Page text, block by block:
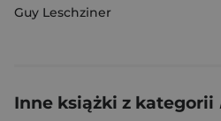
Guy Leschziner
Inne książki z kategorii